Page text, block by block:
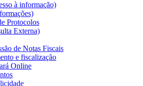
à informação)
Protocolos
Externa)
de Notas Fiscais
e fiscalização
Online